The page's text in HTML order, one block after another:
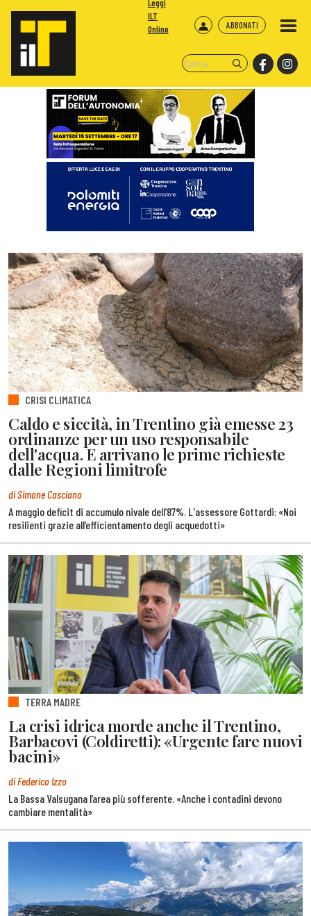
ABBONATI
Leggi
ILT
Online
CRISI CLIMATICA
Caldo e siccità, in Trentino già emesse 23
ordinanze per un uso responsabile
dell'acqua. E arrivano le prime richieste
dalle Regioni limitrofe
di Simone Casciano
A maggio deficit di accumulo nivale dell’87%. L'assessore Gottardi: «Noi
resilienti grazie all’efficientamento degli acquedotti»
TERRA MADRE
La crisi idrica morde anche il Trentino,
Barbacovi (Coldiretti): «Urgente fare nuovi
bacini»
di Federico Izzo
La Bassa Valsugana l’area più sofferente. «Anche i contadini devono
cambiare mentalità»